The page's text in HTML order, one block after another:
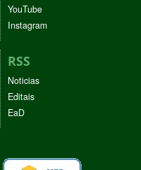
YouTube
Instagram
RSS
Noticias
Editais
EaD